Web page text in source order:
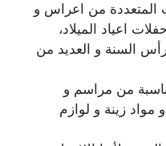
المتعددة من اعراس و
اعياد الميلاد،
السنة و العديد من
من مراسم و
زينة و لوازم